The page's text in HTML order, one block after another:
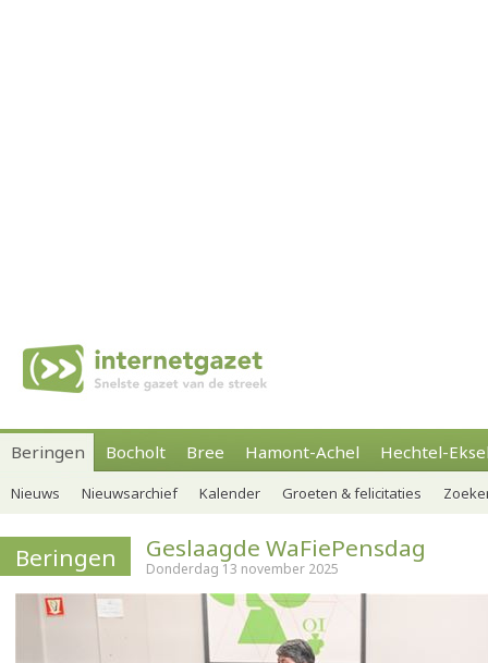
Beringen Bocholt Bree Hamont-Achel Hechtel-
Nieuws Nieuwsarchief Kalender Groeten & felicitaties
Beringen Geslaagde WaFiePensdag
Donderdag 13 november 2025